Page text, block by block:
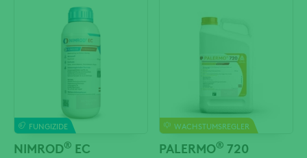
Samenunkräuter und -
ungräser in Kartoffeln. Durch
den Einsatz von MISTRAL ist
es bis in den Sommer hinein
möglich den Bestand
unkrautfrei zu halten. Dies ist
jedoch nur dann
gewährleistet, wenn der
Wurzeln der Ungräser und
diese ihr Wachstum sofort
einstelllen. Die besten
FUNGIZIDE
NIMROD® EC
WACHSTUMSREGLER
PALERMO® 720